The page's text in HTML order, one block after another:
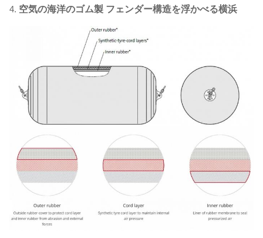
4. 空気の海洋のゴム製 フェンダー構造を浮かべる横浜